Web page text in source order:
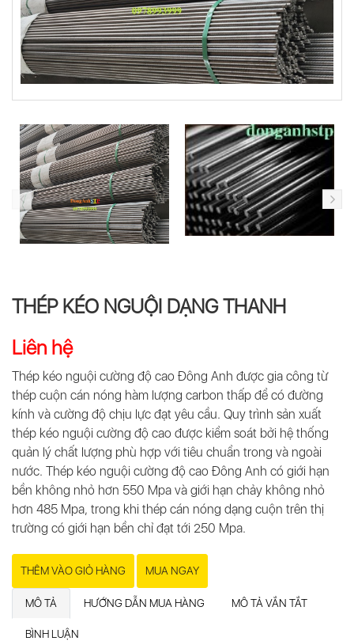
THÉP KÉO NGUỘI DẠNG THANH
Liên hệ
Thép kéo nguội cường độ cao Đông Anh được gia công từ
thép cuộn cán nóng hàm lượng carbon thấp để có đường
kính và cường độ chịu lực đạt yêu cầu. Quy trình sản xuất
thép kéo nguội cường độ cao được kiểm soát bởi hệ thống
quản lý chất lượng phù hợp với tiêu chuẩn trong và ngoài
nước. Thép kéo nguội cường độ cao Đông Anh có giới hạn
bền không nhỏ hơn 550 Mpa và giới hạn chảy không nhỏ
hơn 485 Mpa, trong khi thép cán nóng dạng cuộn trên thị
trường có giới hạn bền chỉ đạt tới 250 Mpa.
THÊM VÀO GIỎ HÀNG MUA NGAY
MÔ TẢ HƯỚNG DẪN MUA HÀNG MÔ TẢ VẮN TẮT
BÌNH LUẬN